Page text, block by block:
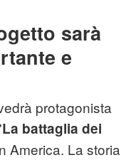
sarà
e
protagonista
La battaglia dei
America. La storia